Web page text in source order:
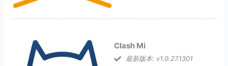
Clash Mi
最新版本: v1.0.27.1301